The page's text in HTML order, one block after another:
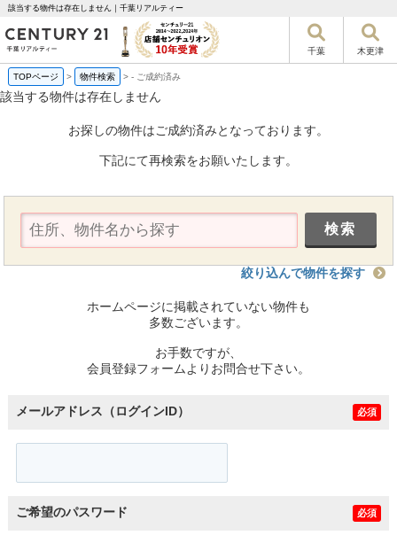
該当する物件は存在しません｜千葉リアルティー
千葉 木更津
TOPページ > 物件検索 >- ご成約済み
該当する物件は存在しません
お探しの物件はご成約済みとなっております。
下記にて再検索をお願いたします。
絞り込んで物件を探す
ホームページに掲載されていない物件も
多数ございます。
お手数ですが、
会員登録フォームよりお問合せ下さい。
メールアドレス（ログインID） 必須
ご希望のパスワード 必須